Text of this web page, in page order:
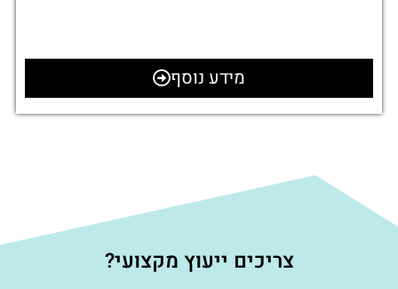
מידע נוסף
צריכים ייעוץ מקצועי?